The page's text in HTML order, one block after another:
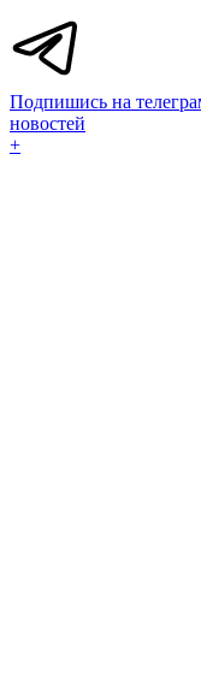
Подпишись на
новостей
+